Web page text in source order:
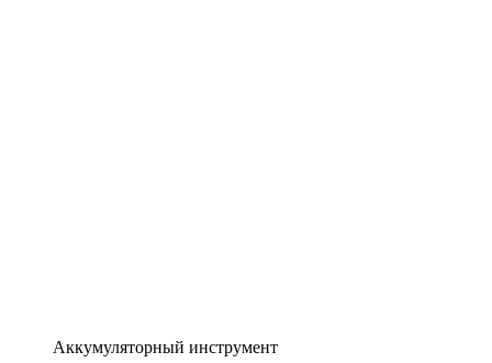
Аккумуляторный инструмент